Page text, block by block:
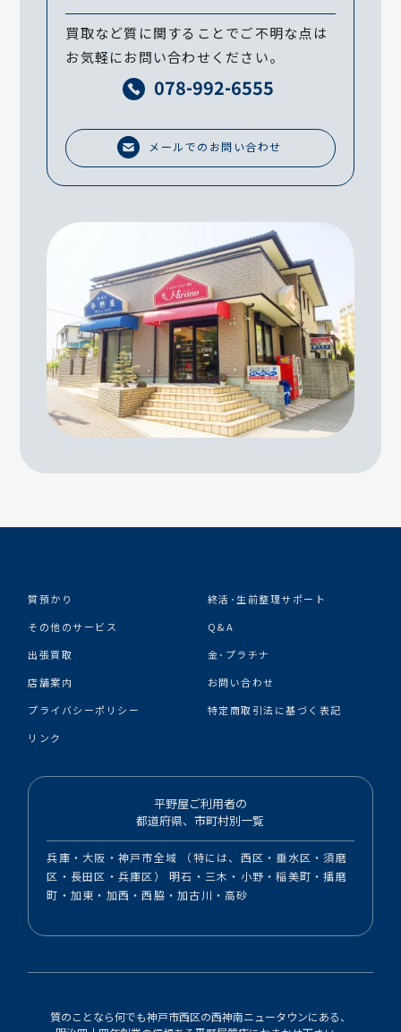
買取など質に関することでご不明な点は
お気軽にお問い合わせください。
078-992-6555
メールでのお問い合わせ
質預かり
終活･生前整理サポート
その他のサービス
Q&A
出張買取
金･プラチナ
店舗案内
お問い合わせ
プライバシーポリシー
特定商取引法に基づく表記
リンク
平野屋ご利用者の
都道府県、市町村別一覧
兵庫・大阪・神戸市全域 （特には、西区・垂水区・須磨
区・長田区・兵庫区） 明石・三木・小野・稲美町・播磨
町・加東・加西・西脇・加古川・高砂
質のことなら何でも神戸市西区の西神南ニュータウンにある、